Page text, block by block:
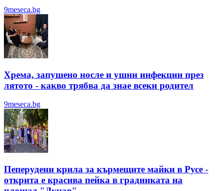
9meseca.bg
Хрема, запушено носле и ушни инфекции през
лятотo - какво трябва да знае всеки родител
9meseca.bg
Пеперудени крила за кърмещите майки в Русе -
открита е красива пейка в градинката на